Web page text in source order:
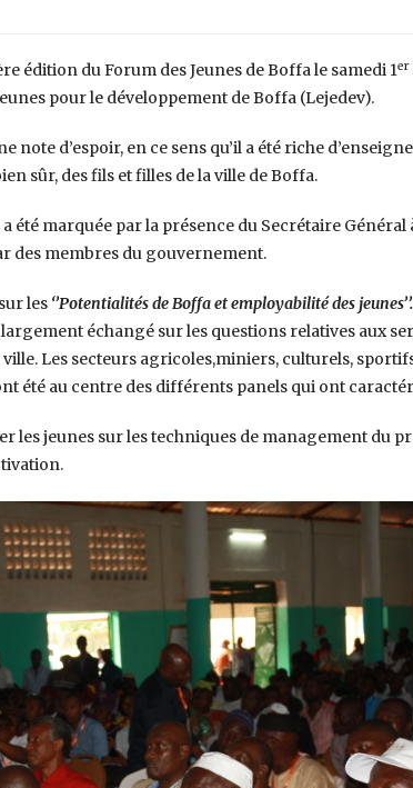
édition du Forum des Jeunes de Boffa le samedi 1er
pour le développement de Boffa (Lejedev).
note d’espoir, en ce sens qu’il a été riche
sûr, des fils et filles de la ville de Boffa.
marquée par la présence du Secrétaire Général
des membres du gouvernement.
les ‘’Potentialités de Boffa et employabilité des jeunes’’.
échangé sur les questions relatives aux
Les secteurs agricoles,miniers, culturels,
été au centre des différents panels qui ont
les jeunes sur les techniques de management du